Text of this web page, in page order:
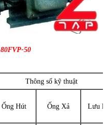
80FVP-50
Thông số kỹ thuật
Ống Hút Ống Xả Lưu